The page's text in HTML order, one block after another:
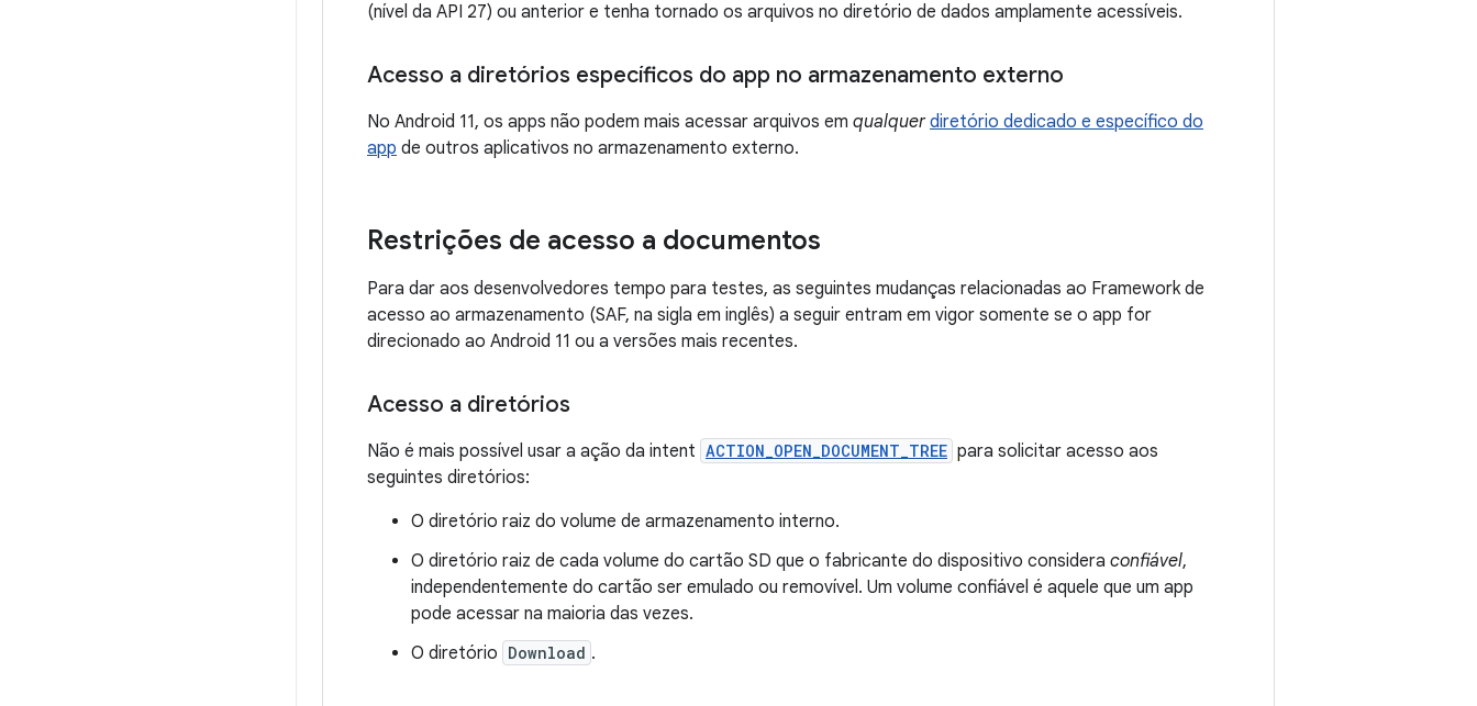
(nível da API 27) ou anterior e tenha tornado os arquivos no diretório de dados amplamente acessíveis.
Acesso a diretórios específicos do app no armazenamento externo
No Android 11, os apps não podem mais acessar arquivos em qualquer diretório dedicado e específico do
app de outros aplicativos no armazenamento externo.
Restrições de acesso a documentos
Para dar aos desenvolvedores tempo para testes, as seguintes mudanças relacionadas ao Framework de
acesso ao armazenamento (SAF, na sigla em inglês) a seguir entram em vigor somente se o app for
direcionado ao Android 11 ou a versões mais recentes.
Acesso a diretórios
Não é mais possível usar a ação da intent ACTION_OPEN_DOCUMENT_TREE para solicitar acesso aos
seguintes diretórios:
O diretório raiz do volume de armazenamento interno.
O diretório raiz de cada volume do cartão SD que o fabricante do dispositivo considera confiável,
independentemente do cartão ser emulado ou removível. Um volume confiável é aquele que um app
pode acessar na maioria das vezes.
O diretório Download .